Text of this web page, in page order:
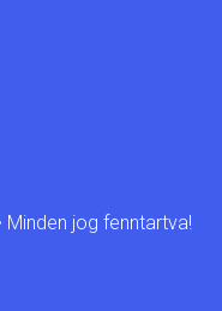
jog fenntartva!